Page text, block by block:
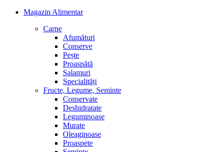
Magazin Alimentar
Carne
Afumături
Conserve
Pește
Proaspătă
Salamuri
Specialități
Fructe, Legume, Seminte
Conservate
Deshidratate
Leguminoase
Murate
Oleaginoase
Proaspete